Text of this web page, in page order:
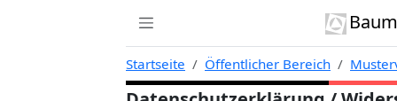
Startseite Öffentlicher Bereich